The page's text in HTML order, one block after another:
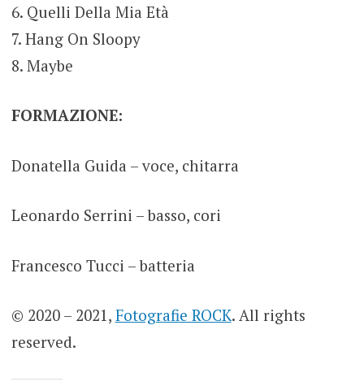
6. Quelli Della Mia Età
7. Hang On Sloopy
8. Maybe
FORMAZIONE:
Donatella Guida – voce, chitarra
Leonardo Serrini – basso, cori
Francesco Tucci – batteria
© 2020 – 2021, Fotografie ROCK. All rights
reserved.